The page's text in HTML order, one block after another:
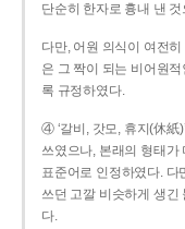
단순히 한자로 흉내 낸
다만, 어원 의식이 여전
은 그 짝이 되는 비어원
록 규정하였다.
④ ‘갈비, 갓모, 휴지(休紙
쓰였으나, 본래의 형태가
표준어로 인정하였다. 다
쓰던 고깔 비슷하게 생긴
다.